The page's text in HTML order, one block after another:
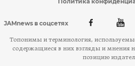
JAMnews в соцсетях
Топонимы и терминология,
содержащиеся в них взгляды и мнения
позицию